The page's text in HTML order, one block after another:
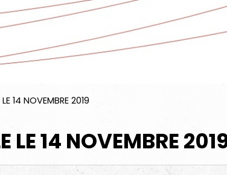
14 NOVEMBRE 2019
LE 14 NOVEMBRE